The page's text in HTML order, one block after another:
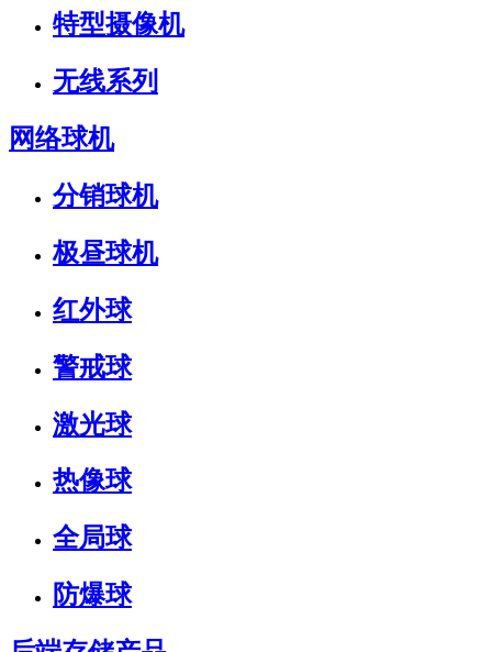
特型摄像机
无线系列
网络球机
分销球机
极昼球机
红外球
警戒球
激光球
热像球
全局球
防爆球